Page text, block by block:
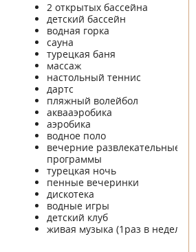
2 открытых бассейна
детский бассейн
водная горка
сауна
турецкая баня
массаж
настольный теннис
дартс
пляжный волейбол
аквааэробика
аэробика
водное поло
вечерние развлекательные
программы
турецкая ночь
пенные вечеринки
дискотека
водные игры
детский клуб
живая музыка (1раз в неделю)